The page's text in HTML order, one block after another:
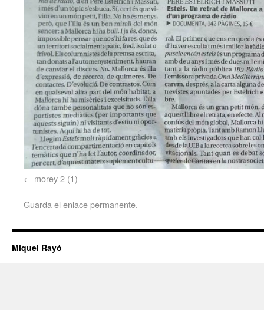
morey 2 (1)
Guarda el enlace permanente.
Miquel Rayó